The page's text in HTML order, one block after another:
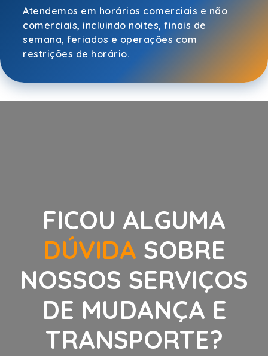
Atendemos em horários comerciais e não
comerciais, incluindo noites, finais de
semana, feriados e operações com
restrições de horário.
FICOU ALGUMA
DÚVIDA SOBRE
NOSSOS SERVIÇOS
DE MUDANÇA E
TRANSPORTE?